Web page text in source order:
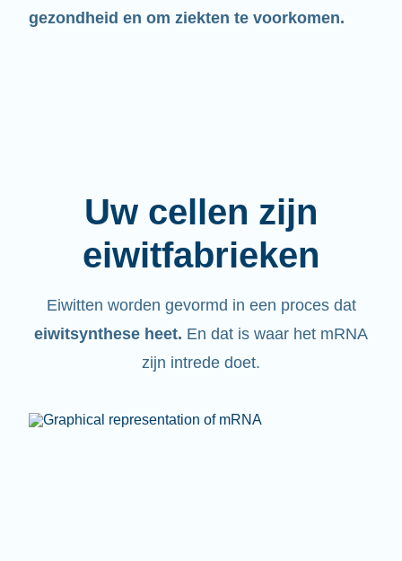
gezondheid en om ziekten te voorkomen.
Uw cellen zijn
eiwitfabrieken
Eiwitten worden gevormd in een proces dat
eiwitsynthese heet. En dat is waar het mRNA
zijn intrede doet.